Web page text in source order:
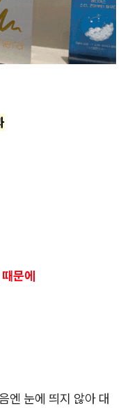
문에
엔 눈에 띄지 않아 대